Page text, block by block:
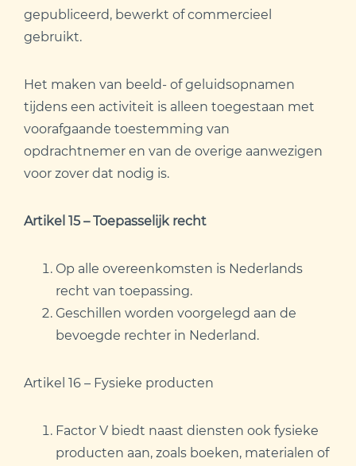
gepubliceerd, bewerkt of commercieel
gebruikt.
Het maken van beeld- of geluidsopnamen
tijdens een activiteit is alleen toegestaan met
voorafgaande toestemming van
opdrachtnemer en van de overige aanwezigen
voor zover dat nodig is.
Artikel 15 – Toepasselijk recht
Op alle overeenkomsten is Nederlands
recht van toepassing.
Geschillen worden voorgelegd aan de
bevoegde rechter in Nederland.
Artikel 16 – Fysieke producten
Factor V biedt naast diensten ook fysieke
producten aan, zoals boeken, materialen of